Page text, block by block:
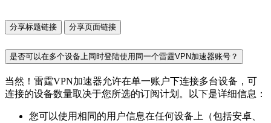
分享标题链接 分享页面链接
是否可以在多个设备上同时登陆使用同一个雷霆VPN加速器账号？
当然！雷霆VPN加速器允许在单一账户下连接多台设备，可
连接的设备数量取决于您所选的订阅计划。以下是详细信息：
您可以使用相同的用户信息在任何设备上（包括安卓、